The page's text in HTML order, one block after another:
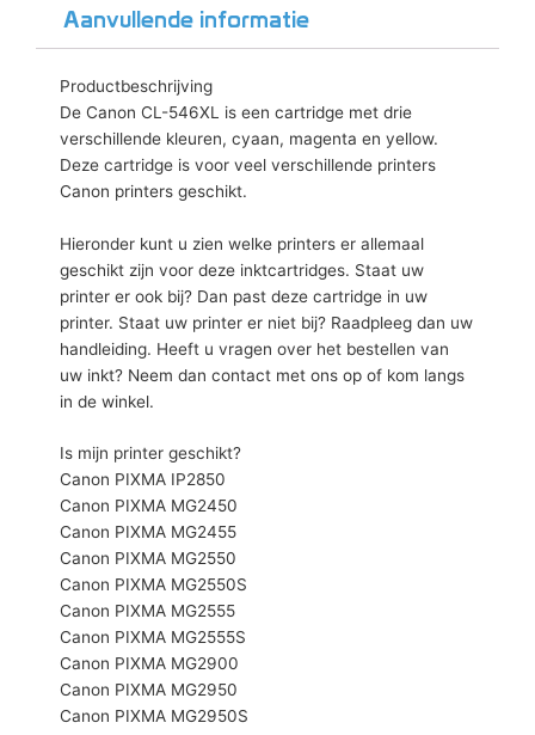
Aanvullende informatie
Productbeschrijving
De Canon CL-546XL is een cartridge met drie
verschillende kleuren, cyaan, magenta en yellow.
Deze cartridge is voor veel verschillende printers
Canon printers geschikt.
Hieronder kunt u zien welke printers er allemaal
geschikt zijn voor deze inktcartridges. Staat uw
printer er ook bij? Dan past deze cartridge in uw
printer. Staat uw printer er niet bij? Raadpleeg dan uw
handleiding. Heeft u vragen over het bestellen van
uw inkt? Neem dan contact met ons op of kom langs
in de winkel.
Is mijn printer geschikt?
Canon PIXMA IP2850
Canon PIXMA MG2450
Canon PIXMA MG2455
Canon PIXMA MG2550
Canon PIXMA MG2550S
Canon PIXMA MG2555
Canon PIXMA MG2555S
Canon PIXMA MG2900
Canon PIXMA MG2950
Canon PIXMA MG2950S